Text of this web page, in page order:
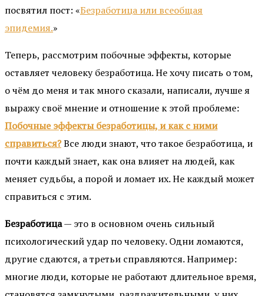
посвятил пост: «Безработица или всеобщая
эпидемия.»
Теперь, рассмотрим побочные эффекты, которые
оставляет человеку безработица. Не хочу писать о том,
о чём до меня и так много сказали, написали, лучше я
выражу своё мнение и отношение к этой проблеме:
Побочные эффекты безработицы, и как с ними
справиться?Все люди знают, что такое безработица, и
почти каждый знает, как она влияет на людей, как
меняет судьбы, а порой и ломает их. Не каждый может
справиться с этим.
Безработица— это в основном очень сильный
психологический удар по человеку. Одни ломаются,
другие сдаются, а третьи справляются. Например:
многие люди, которые не работают длительное время,